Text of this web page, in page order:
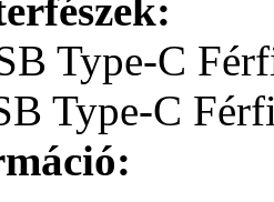
Type-C
Type-C